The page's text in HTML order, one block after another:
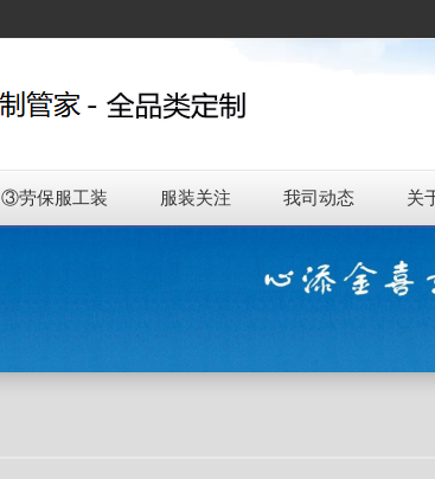
③劳保服工装 服装关注 我司动态 关